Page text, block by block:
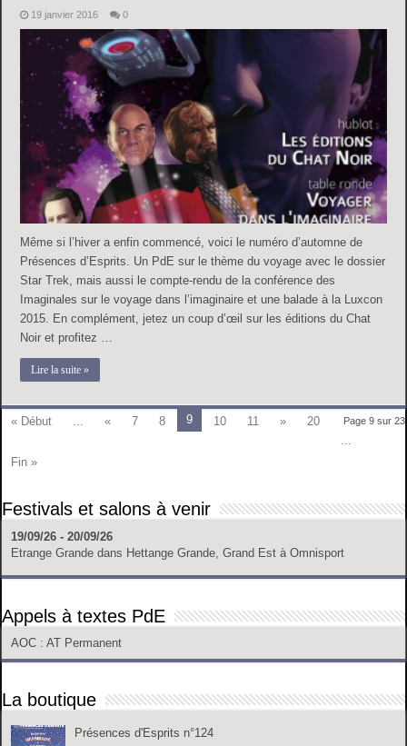
19 janvier 2016 0
Même si l’hiver a enfin commencé, voici le numéro d’automne de
Présences d’Esprits. Un PdE sur le thème du voyage avec le dossier
Star Trek, mais aussi le compte-rendu de la conférence des
Imaginales sur le voyage dans l’imaginaire et une balade à la Luxcon
2015. En complément, jetez un coup d’œil sur les éditions du Chat
Noir et profitez …
Lire la suite »
Page 9 sur 23
« Début ... « 7 8 9 10 11 »
20
...
Fin »
Festivals et salons à venir
19/09/26 - 20/09/26
Etrange Grande dans Hettange Grande, Grand Est à Omnisport
Appels à textes PdE
AOC : AT Permanent
La boutique
Présences d'Esprits n°124